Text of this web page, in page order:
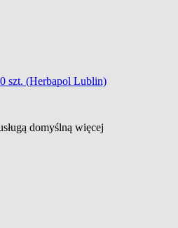
szt. (Herbapol Lublin)
domyślną więcej